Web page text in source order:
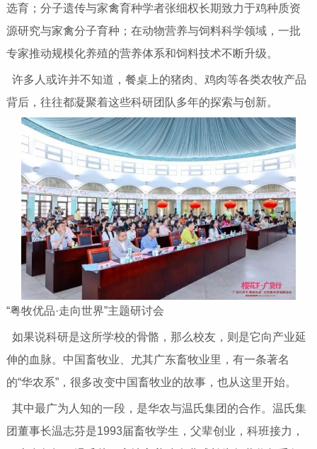
选育；分子遗传与家禽育种学者张细权长期致力于鸡种质资
源研究与家禽分子育种；在动物营养与饲料科学领域，一批
专家推动规模化养殖的营养体系和饲料技术不断升级。
许多人或许并不知道，餐桌上的猪肉、鸡肉等各类农牧产品
背后，往往都凝聚着这些科研团队多年的探索与创新。
“粤牧优品·走向世界”主题研讨会
如果说科研是这所学校的骨骼，那么校友，则是它向产业延
伸的血脉。中国畜牧业、尤其广东畜牧业里，有一条著名
的“华农系”，很多改变中国畜牧业的故事，也从这里开始。
其中最广为人知的一段，是华农与温氏集团的合作。温氏集
团董事长温志芬是1993届畜牧学生，父辈创业，科班接力，